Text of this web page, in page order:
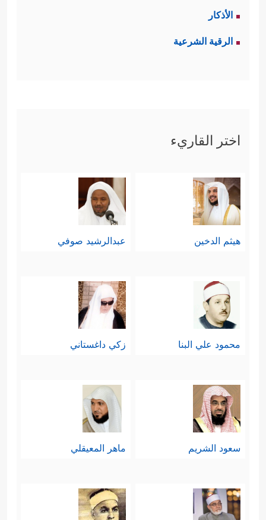
الأذكار
الرقية الشرعية
اختر القاريء
هيثم الدخين عبدالرشيد صوفي
محمود علي البنا زكي داغستاني
سعود الشريم ماهر المعيقلي